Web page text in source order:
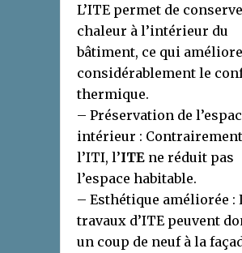
L’ITE permet de
chaleur à l’intérieur du
bâtiment, ce qui améliore
considérablement le
thermique.
– Préservation de
intérieur :
l’ITI, l’ITE ne réduit pas
l’espace habitable.
– Esthétique améliorée :
travaux d’ITE peuvent
un coup de neuf à la